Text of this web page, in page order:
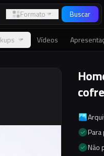
Formato Buscar
Vídeos
Não